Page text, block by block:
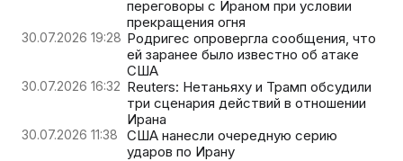
переговоры с Ираном при условии
прекращения огня
30.07.2026 19:28 Родригес опровергла сообщения, что
ей заранее было известно об атаке
США
30.07.2026 16:32 Reuters: Нетаньяху и Трамп обсудили
три сценария действий в отношении
Ирана
30.07.2026 11:38
США нанесли очередную серию
ударов по Ирану